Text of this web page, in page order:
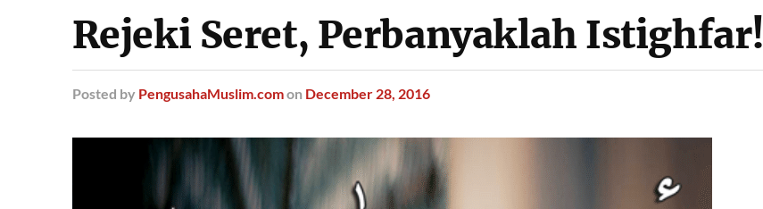
Rejeki Seret, Perbanyaklah Istighfar!
Posted by PengusahaMuslim.comon December 28, 2016